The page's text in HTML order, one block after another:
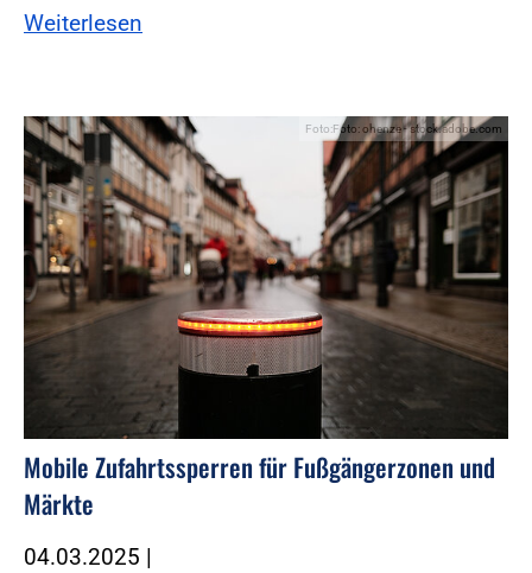
Weiterlesen
Foto:Foto: ohenze - stock.adobe.com
Mobile Zufahrtssperren für Fußgängerzonen und
Märkte
04.03.2025 |